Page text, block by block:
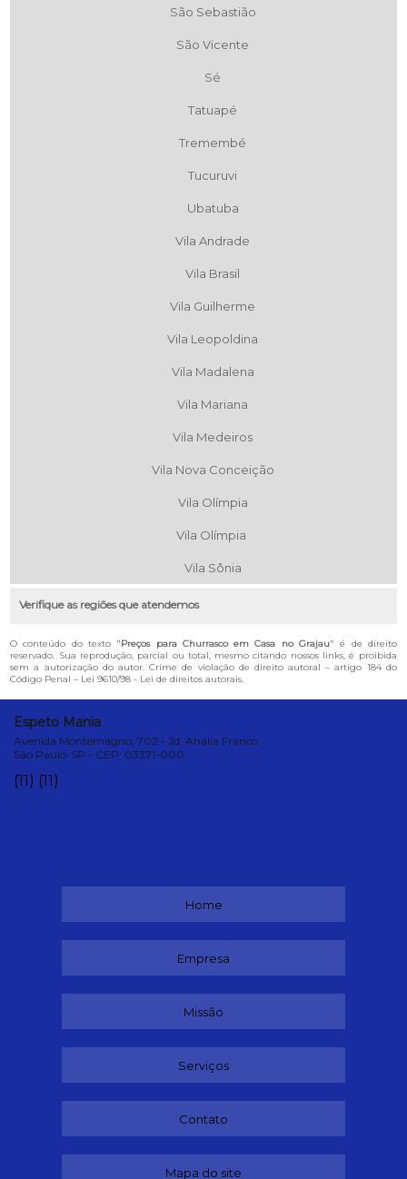
São Sebastião
São Vicente
Sé
Tatuapé
Tremembé
Tucuruvi
Ubatuba
Vila Andrade
Vila Brasil
Vila Guilherme
Vila Leopoldina
Vila Madalena
Vila Mariana
Vila Medeiros
Vila Nova Conceição
Vila Olímpia
Vila Olímpia
Vila Sônia
Verifique as regiões que atendemos
O conteúdo do texto "Preços para Churrasco em Casa no Grajau" é de direito
reservado. Sua reprodução, parcial ou total, mesmo citando nossos links, é proibida
sem a autorização do autor. Crime de violação de direito autoral – artigo 184 do
Código Penal – Lei 9610/98 - Lei de direitos autorais.
Espeto Mania
Avenida Montemagno, 702 - Jd. Anália Franco
São Paulo-SP - CEP: 03371-000
(11) (11)
Home
Empresa
Missão
Serviços
Contato
Mapa do site